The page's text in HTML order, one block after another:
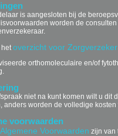
is aangesloten bij de
worden de
hetoverzicht voor
orthomoleculaire en/of
niet na kunt komen wilt u dit
anders worden de volledige
voorwaarden
Algemene Voorwaarden zijn van